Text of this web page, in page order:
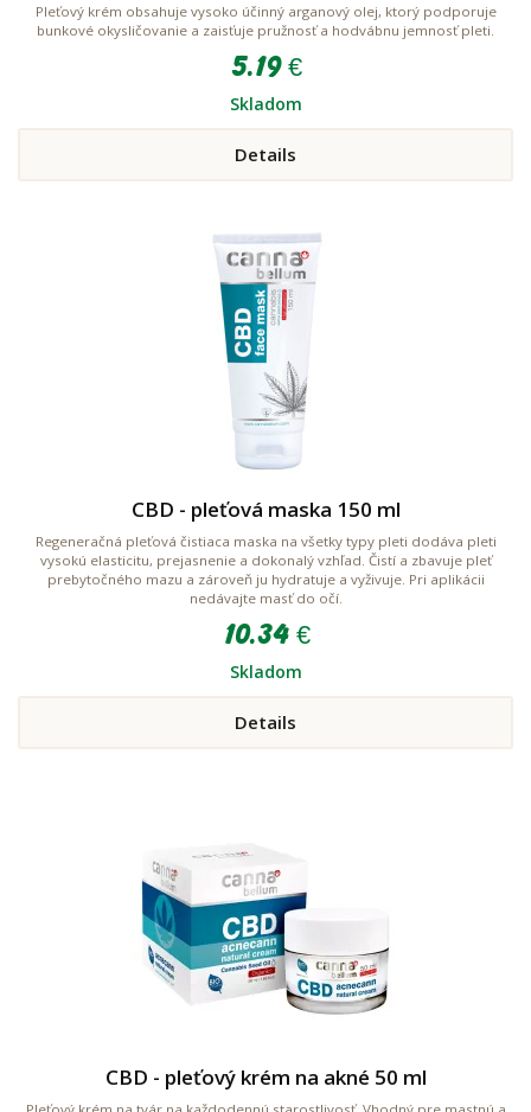
Pleťový krém obsahuje vysoko účinný arganový olej, ktorý podporuje
bunkové okysličovanie a zaisťuje pružnosť a hodvábnu jemnosť pleti.
5.19 €
Skladom
Details
CBD - pleťová maska 150 ml
Regeneračná pleťová čistiaca maska na všetky typy pleti dodáva pleti
vysokú elasticitu, prejasnenie a dokonalý vzhľad. Čistí a zbavuje pleť
prebytočného mazu a zároveň ju hydratuje a vyživuje. Pri aplikácii
nedávajte masť do očí.
10.34 €
Skladom
Details
CBD - pleťový krém na akné 50 ml